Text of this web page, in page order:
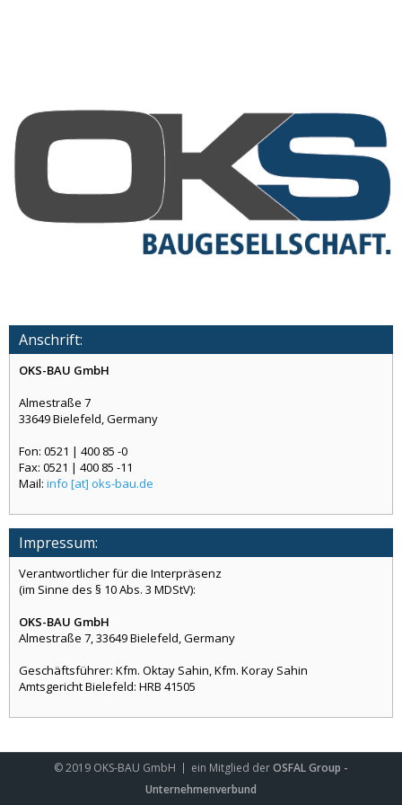
Anschrift:
OKS-BAU GmbH
Almestraße 7
33649 Bielefeld, Germany
Fon: 0521 | 400 85 -0
Fax: 0521 | 400 85 -11
Mail: info [at] oks-bau.de
Impressum:
Verantwortlicher für die Interpräsenz
(im Sinne des § 10 Abs. 3 MDStV):
OKS-BAU GmbH
Almestraße 7, 33649 Bielefeld, Germany
Geschäftsführer: Kfm. Oktay Sahin, Kfm. Koray Sahin
Amtsgericht Bielefeld: HRB 41505
© 2019 OKS-BAU GmbH ein Mitglied derOSFAL Group -
Unternehmenverbund